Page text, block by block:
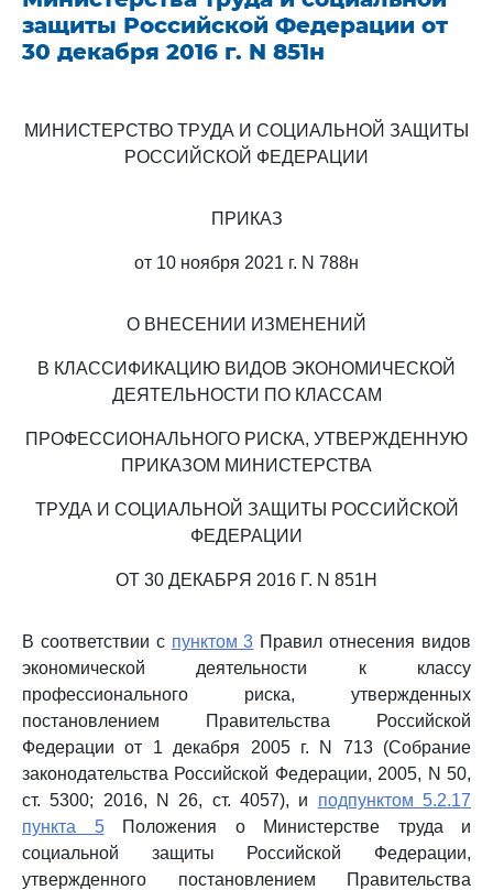
защиты Российской Федерации от
30 декабря 2016 г. N 851н
МИНИСТЕРСТВО ТРУДА И СОЦИАЛЬНОЙ ЗАЩИТЫ
РОССИЙСКОЙ ФЕДЕРАЦИИ
ПРИКАЗ
от 10 ноября 2021 г. N 788н
О ВНЕСЕНИИ ИЗМЕНЕНИЙ
В КЛАССИФИКАЦИЮ ВИДОВ ЭКОНОМИЧЕСКОЙ
ДЕЯТЕЛЬНОСТИ ПО КЛАССАМ
ПРОФЕССИОНАЛЬНОГО РИСКА, УТВЕРЖДЕННУЮ
ПРИКАЗОМ МИНИСТЕРСТВА
ТРУДА И СОЦИАЛЬНОЙ ЗАЩИТЫ РОССИЙСКОЙ
ФЕДЕРАЦИИ
ОТ 30 ДЕКАБРЯ 2016 Г. N 851Н
В соответствии с пунктом 3 Правил отнесения видов
экономической деятельности к классу
профессионального риска, утвержденных
постановлением Правительства Российской
Федерации от 1 декабря 2005 г. N 713 (Собрание
законодательства Российской Федерации, 2005, N 50,
ст. 5300; 2016, N 26, ст. 4057), и подпунктом 5.2.17
пункта 5Положения о Министерстве труда и
социальной защиты Российской Федерации,
утвержденного постановлением Правительства